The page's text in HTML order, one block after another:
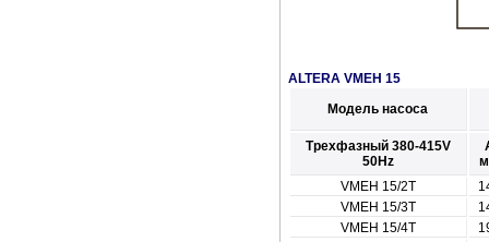
ALTERA VMEH 15
Модель насоса
Трехфазный 380-415V
50Hz
VMEH 15/2T
VMEH 15/3T
VMEH 15/4T